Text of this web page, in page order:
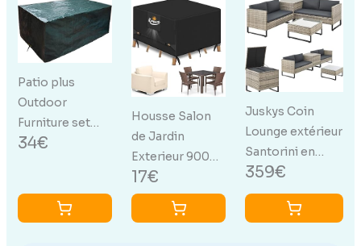
étagère Portes
persiennes Toit
bitumé Jaune
Large,
170x95x70cm
Vert
Jardin De Patio
Étanche Véranda
Extérieure
Ensemble De
Meubles De
Pelouse
Housse(Noir)
Patio plus
Outdoor
Furniture set
imperméable.
jardin pour
Patio Table et
34€
Housse Salon
de Jardin
Exterieur 900D
Tissu Oxford
135*135*74CM
Imperméable
17€
Juskys Coin
Lounge extérieur
Santorini en
polyrotin - Salon
de Jardin avec
Table Basse et
359€